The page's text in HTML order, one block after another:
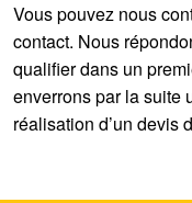
Vous pouvez nous
contact. Nous
qualifier dans un
enverrons par la suite
réalisation d’un devis